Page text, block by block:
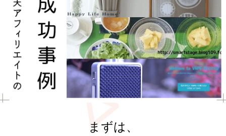
まずは、